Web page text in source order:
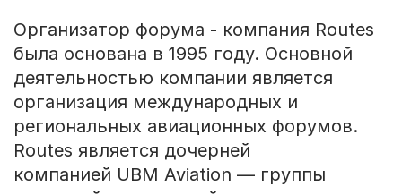
Организатор форума - компания Routes
была основана в 1995 году. Основной
деятельностью компании является
организация международных и
региональных авиационных форумов.
Routes является дочерней
компанией UBM Aviation — группы